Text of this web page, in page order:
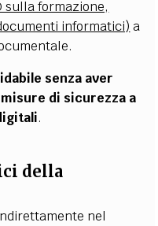
sulla formazione,
informatici) a
senza aver
di sicurezza a
.
della
nel